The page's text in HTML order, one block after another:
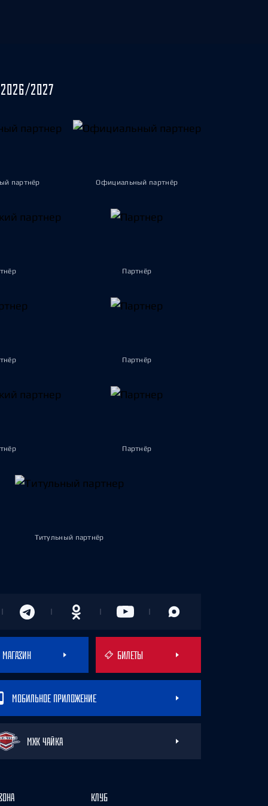
2027
партнёр Официальный партнёр
Партнёр
Партнёр
Партнёр
Титульный партнёр
МАГАЗИН БИЛЕТЫ
МОБИЛЬНОЕ ПРИЛОЖЕНИЕ
МХК ЧАЙКА
КЛУБ